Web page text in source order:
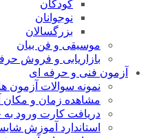
کودکان
نوجوانان
بزرگسالان
موسیقی و فن بیان
بازاریابی و فروش
آزمون فنی و حرفه ای
نمونه سوالات آزمون
مشاهده زمان و
دریافت کارت ورود
استاندارد آموزش